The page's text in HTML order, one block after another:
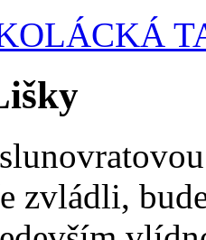
zvládli,